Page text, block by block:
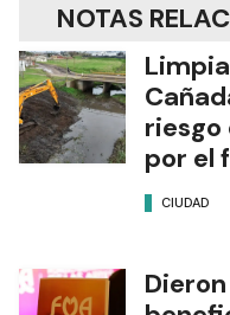
NOTAS
riesgo
por el
CIUDAD